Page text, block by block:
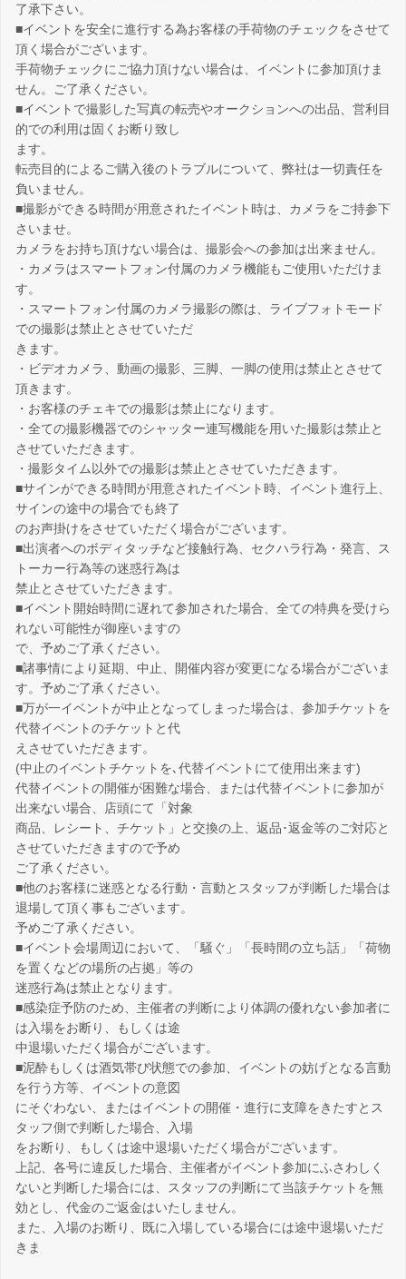
了承下さい。
■イベントを安全に進行する為お客様の手荷物のチェックをさせて
頂く場合がございます。
手荷物チェックにご協力頂けない場合は、イベントに参加頂けま
せん。ご了承ください。
■イベントで撮影した写真の転売やオークションへの出品、営利目
的での利用は固くお断り致し
ます。
転売目的によるご購入後のトラブルについて、弊社は一切責任を
負いません。
■撮影ができる時間が用意されたイベント時は、カメラをご持参下
さいませ。
カメラをお持ち頂けない場合は、撮影会への参加は出来ません。
・カメラはスマートフォン付属のカメラ機能もご使用いただけま
す。
・スマートフォン付属のカメラ撮影の際は、ライブフォトモード
での撮影は禁止とさせていただ
きます。
・ビデオカメラ、動画の撮影、三脚、一脚の使用は禁止とさせて
頂きます。
・お客様のチェキでの撮影は禁止になります。
・全ての撮影機器でのシャッター連写機能を用いた撮影は禁止と
させていただきます。
・撮影タイム以外での撮影は禁止とさせていただきます。
■サインができる時間が用意されたイベント時、イベント進行上、
サインの途中の場合でも終了
のお声掛けをさせていただく場合がございます。
■出演者へのボディタッチなど接触行為、セクハラ行為・発言、ス
トーカー行為等の迷惑行為は
禁止とさせていただきます。
■イベント開始時間に遅れて参加された場合、全ての特典を受けら
れない可能性が御座いますの
で、予めご了承ください。
■諸事情により延期、中止、開催内容が変更になる場合がございま
す。予めご了承ください。
■万が一イベントが中止となってしまった場合は、参加チケットを
代替イベントのチケットと代
えさせていただきます。
(中止のイベントチケットを､代替イベントにて使用出来ます)
代替イベントの開催が困難な場合、または代替イベントに参加が
出来ない場合、店頭にて「対象
商品、レシート、チケット」と交換の上、返品･返金等のご対応と
させていただきますので予め
ご了承ください。
■他のお客様に迷惑となる行動・言動とスタッフが判断した場合は
退場して頂く事もございます。
予めご了承ください。
■イベント会場周辺において、「騒ぐ」「長時間の立ち話」「荷物
を置くなどの場所の占拠」等の
迷惑行為は禁止となります。
■感染症予防のため、主催者の判断により体調の優れない参加者に
は入場をお断り、もしくは途
中退場いただく場合がございます。
■泥酔もしくは酒気帯び状態での参加、イベントの妨げとなる言動
を行う方等、イベントの意図
にそぐわない、またはイベントの開催・進行に支障をきたすとス
タッフ側で判断した場合、入場
をお断り、もしくは途中退場いただく場合がございます。
上記、各号に違反した場合、主催者がイベント参加にふさわしく
ないと判断した場合には、スタッフの判断にて当該チケットを無
効とし、代金のご返金はいたしません。
また、入場のお断り、既に入場している場合には途中退場いただ
きま